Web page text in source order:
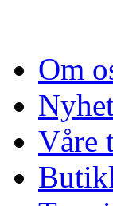
Om
Våre